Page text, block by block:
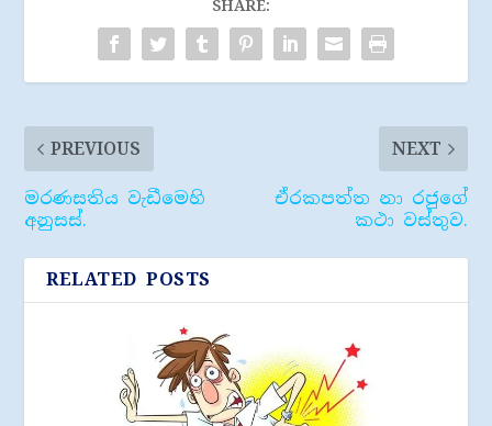
SHARE:
PREVIOUS
මරණසතිය වැඩීමෙහි
අනුසස්.
NEXT
ඒරකපත්ත නා රජුගේ
කථා වස්තුව.
RELATED POSTS